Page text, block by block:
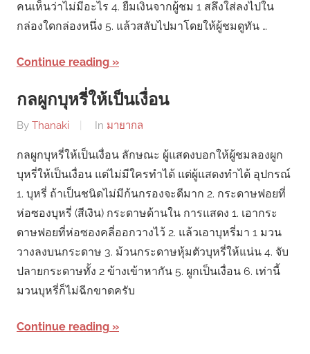
คนเห็นว่าไม่มีอะไร 4. ยืมเงินจากผู้ชม 1 สลึงใส่ลงไปใน
กล่องใดกล่องหนึ่ง 5. แล้วสลับไปมาโดยให้ผู้ชมดูทัน …
Continue reading
กลผูกบุหรี่ให้เป็นเงื่อน
By Thanaki In มายากล
กลผูกบุหรี่ให้เป็นเงื่อน ลักษณะ ผู้แสดงบอกให้ผู้ชมลองผูก
บุหรี่ให้เป็นเงื่อน แต่ไม่มีใครทำได้ แต่ผู้แสดงทำได้ อุปกรณ์
1. บุหรี่ ถ้าเป็นชนิดไม่มีก้นกรองจะดีมาก 2. กระดาษฟอยที่
ห่อซองบุหรี่ (สีเงิน) กระดาษด้านใน การแสดง 1. เอากระ
ดาษฟอยที่ห่อซองคลี่ออกวางไว้ 2. แล้วเอาบุหรี่มา 1 มวน
วางลงบนกระดาษ 3. ม้วนกระดาษหุ้มตัวบุหรี่ให้แน่น 4. จับ
ปลายกระดาษทั้ง 2 ข้างเข้าหากัน 5. ผูกเป็นเงื่อน 6. เท่านี้
มวนบุหรี่ก็ไม่ฉีกขาดครับ
Continue reading